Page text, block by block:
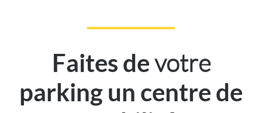
Faites devotre
parking un centre de